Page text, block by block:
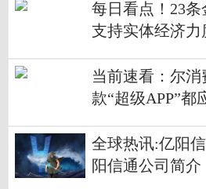
每日看点！23
支持实体经济力
当前速看：尔消
款“超级APP”都
全球热讯:亿阳
阳信通公司简介